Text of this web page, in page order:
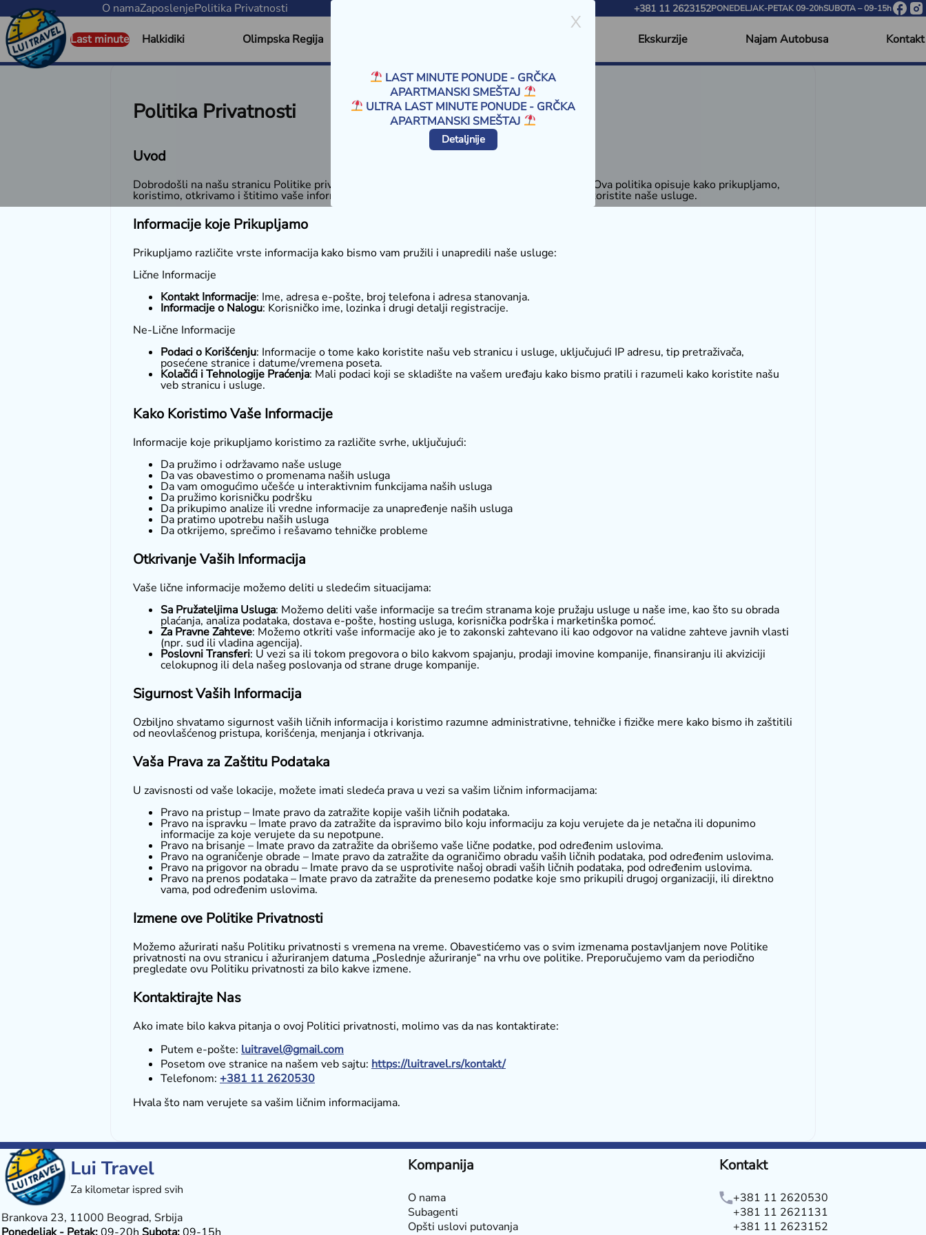
LAST MINUTE PONUDE - GRČKA
APARTMANSKI SMEŠTAJ
ULTRA LAST MINUTE PONUDE - GRČKA
APARTMANSKI SMEŠTAJ
Detaljnije
X
O namaZaposlenjePolitika Privatnosti +381 11 2623152PONEDELJAK-PETAK 09-20hSUBOTA – 09-15h
Last minute Halkidiki Olimpska Regija Ekskurzije Najam Autobusa Kontakt
Politika Privatnosti
Uvod
Dobrodošli na našu stranicu Politike privatnosti. Vaša privatnost nam je od izuzetne važnosti. Ova politika opisuje kako prikupljamo,
koristimo, otkrivamo i štitimo vaše informacije kada posetite našu veb stranicu ili koristite naše usluge.
Informacije koje Prikupljamo
Prikupljamo različite vrste informacija kako bismo vam pružili i unapredili naše usluge:
Lične Informacije
Kontakt Informacije: Ime, adresa e-pošte, broj telefona i adresa stanovanja.
Informacije o Nalogu: Korisničko ime, lozinka i drugi detalji registracije.
Ne-Lične Informacije
Podaci o Korišćenju: Informacije o tome kako koristite našu veb stranicu i usluge, uključujući IP adresu, tip pretraživača,
posećene stranice i datume/vremena poseta.
Kolačići i Tehnologije Praćenja: Mali podaci koji se skladište na vašem uređaju kako bismo pratili i razumeli kako koristite našu
veb stranicu i usluge.
Kako Koristimo Vaše Informacije
Informacije koje prikupljamo koristimo za različite svrhe, uključujući:
Da pružimo i održavamo naše usluge
Da vas obavestimo o promenama naših usluga
Da vam omogućimo učešće u interaktivnim funkcijama naših usluga
Da pružimo korisničku podršku
Da prikupimo analize ili vredne informacije za unapređenje naših usluga
Da pratimo upotrebu naših usluga
Da otkrijemo, sprečimo i rešavamo tehničke probleme
Otkrivanje Vaših Informacija
Vaše lične informacije možemo deliti u sledećim situacijama:
Sa Pružateljima Usluga: Možemo deliti vaše informacije sa trećim stranama koje pružaju usluge u naše ime, kao što su obrada
plaćanja, analiza podataka, dostava e-pošte, hosting usluga, korisnička podrška i marketinška pomoć.
Za Pravne Zahteve: Možemo otkriti vaše informacije ako je to zakonski zahtevano ili kao odgovor na validne zahteve javnih vlasti
(npr. sud ili vladina agencija).
Poslovni Transferi: U vezi sa ili tokom pregovora o bilo kakvom spajanju, prodaji imovine kompanije, finansiranju ili akviziciji
celokupnog ili dela našeg poslovanja od strane druge kompanije.
Sigurnost Vaših Informacija
Ozbiljno shvatamo sigurnost vaših ličnih informacija i koristimo razumne administrativne, tehničke i fizičke mere kako bismo ih zaštitili
od neovlašćenog pristupa, korišćenja, menjanja i otkrivanja.
Vaša Prava za Zaštitu Podataka
U zavisnosti od vaše lokacije, možete imati sledeća prava u vezi sa vašim ličnim informacijama:
Pravo na pristup – Imate pravo da zatražite kopije vaših ličnih podataka.
Pravo na ispravku – Imate pravo da zatražite da ispravimo bilo koju informaciju za koju verujete da je netačna ili dopunimo
informacije za koje verujete da su nepotpune.
Pravo na brisanje – Imate pravo da zatražite da obrišemo vaše lične podatke, pod određenim uslovima.
Pravo na ograničenje obrade – Imate pravo da zatražite da ograničimo obradu vaših ličnih podataka, pod određenim uslovima.
Pravo na prigovor na obradu – Imate pravo da se usprotivite našoj obradi vaših ličnih podataka, pod određenim uslovima.
Pravo na prenos podataka – Imate pravo da zatražite da prenesemo podatke koje smo prikupili drugoj organizaciji, ili direktno
vama, pod određenim uslovima.
Izmene ove Politike Privatnosti
Možemo ažurirati našu Politiku privatnosti s vremena na vreme. Obavestićemo vas o svim izmenama postavljanjem nove Politike
privatnosti na ovu stranicu i ažuriranjem datuma „Poslednje ažuriranje“ na vrhu ove politike. Preporučujemo vam da periodično
pregledate ovu Politiku privatnosti za bilo kakve izmene.
Kontaktirajte Nas
Ako imate bilo kakva pitanja o ovoj Politici privatnosti, molimo vas da nas kontaktirate:
Putem e-pošte: luitravel@gmail.com
Posetom ove stranice na našem veb sajtu: https://luitravel.rs/kontakt/
Telefonom: +381 11 2620530
Hvala što nam verujete sa vašim ličnim informacijama.
Brankova 23, 11000 Beograd, Srbija
Kompanija
O nama
Subagenti
Opšti uslovi putovanja
Kontakt
+381 11 2620530
+381 11 2621131
+381 11 2623152